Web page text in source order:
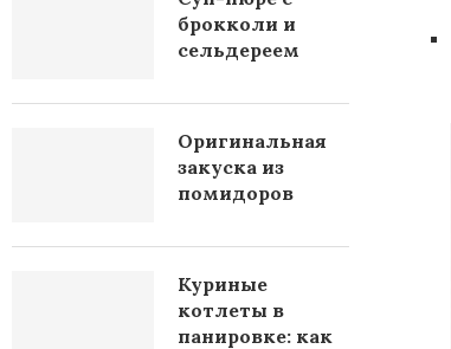
брокколи и
сельдереем
Оригинальная
закуска из
помидоров
Куриные
котлеты в
панировке: как